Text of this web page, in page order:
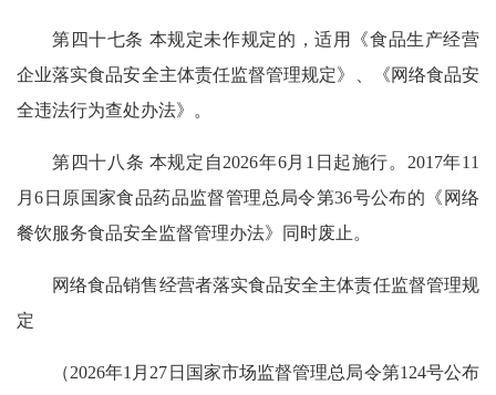
第四十七条 本规定未作规定的，适用《食品生产经营
企业落实食品安全主体责任监督管理规定》、《网络食品安
全违法行为查处办法》。
第四十八条 本规定自2026年6月1日起施行。2017年11
月6日原国家食品药品监督管理总局令第36号公布的《网络
餐饮服务食品安全监督管理办法》同时废止。
网络食品销售经营者落实食品安全主体责任监督管理规
定
（2026年1月27日国家市场监督管理总局令第124号公布